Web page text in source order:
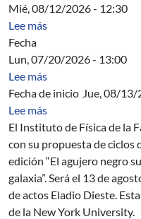
Mié, 08/12/2026 - 12:30
Lee más
Fecha
Lun, 07/20/2026 - 13:00
Lee más
Fecha de inicio Jue, 08/
Lee más
El Instituto de Física de la
con su propuesta de ciclos
edición “El agujero negro
galaxia”. Será el 13 de
de actos Eladio Dieste.
de la New York University.